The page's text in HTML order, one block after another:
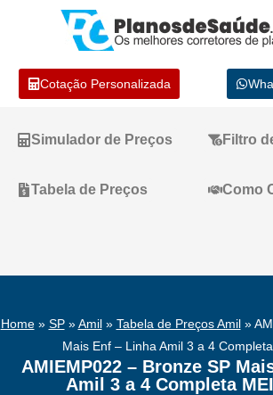
Cotação Personalizada
Simulador de Preços Filtro
Tabela de Preços Como
Home» SP» Amil » Tabela de Preços Amil »
Mais Enf – Linha Amil 3 a 4
AMIEMP022 – Bronze SP
Amil 3 a 4 Completa